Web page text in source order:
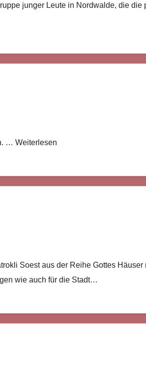
junger Leute in Nordwalde, die die
… Weiterlesen
Soest aus der Reihe Gottes Häuser
wie auch für die Stadt…